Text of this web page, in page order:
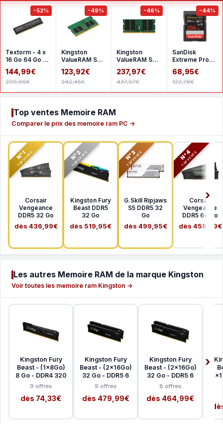
-52%
Textorm - 4 x
16 Go 64 Go -
DDR4 2666
MHz - CL19
144,99€
299,96€
-49%
Kingston
ValueRAM SO-
DIMM 16 Go
DDR4 3200
MHz CL22
123,92€
242,45€
-46%
Kingston
ValueRAM SO-
DIMM 32 Go
DDR4 3200
MHz CL22
237,97€
437,97€
-44%
SanDisk
Extreme Pro
SDHC UHS-I
256 Go
SDSDXXD-
68,95€
122,78€
Top ventes Memoire RAM
Comparer le prix des memoire ram PC →
N°1
TOP VENTE
Corsair
Vengeance
DDR5 32 Go
dès 436,99€
N°2
TOP VENTE
Kingston Fury
Beast DDR5
32 Go
dès 519,95€
N°3
TOP VENTE
G.Skill Ripjaws
S5 DDR5 32
Go
dès 499,95€
N°4
TOP VENTE
Corsair
Vengeance
DDR5 64 Go
dès 459,99€
Les autres Memoire RAM de la marque Kingston
Voir toutes les memoire ram Kingston →
Kingston Fury
Beast - (1x8Go)
8 Go - DDR4 320
9 offres
dès 74,33€
Kingston Fury
Beast - (2x16Go)
32 Go - DDR5 6
9 offres
dès 479,99€
Kingston Fury
Beast - (2x16Go)
32 Go - DDR5 6
8 offres
dès 464,99€